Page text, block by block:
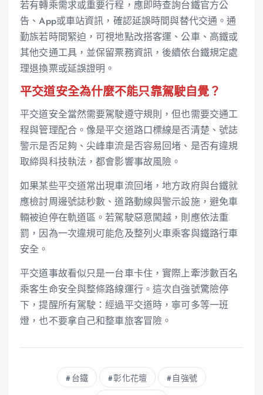
若有轉乘需求或重要行程，應即時查詢台鐵官方公
告、App或車站資訊，確認延誤時間與替代交通。通
勤族若時間緊迫，可視地點改搭客運、公車、高鐵或
其他交通工具，並保留票務資訊，後續依台鐵規定處
理退換票或延誤證明。
平交道安全為什麼不能只靠駕駛自覺？
平交道安全當然需要駕駛遵守規則，但也需要交通工
程與管理配合。像是平交道路口標線是否清楚、號誌
警示是否足夠、尖峰車流是否容易回堵、是否有違規
取締與科技執法，都會影響事故風險。
如果某些平交道常出現車流回堵，地方政府與台鐵就
應檢討周邊號誌秒數、道路動線與警示設施，避免車
輛被迫停在軌道區。若駕駛惡意闖越，則應依法重
罰，因為一次違規可能危及整列火車乘客與鐵路行車
安全。
平交道事故看似只是一台車卡住，實際上牽涉數百名
乘客生命安全與整條路線運行。這次自強號驚險停
下，提醒所有駕駛：經過平交道時，寧可多等一班
燈，也不要拿自己和整車旅客冒險。
台鐵 彰化花壇 自強號